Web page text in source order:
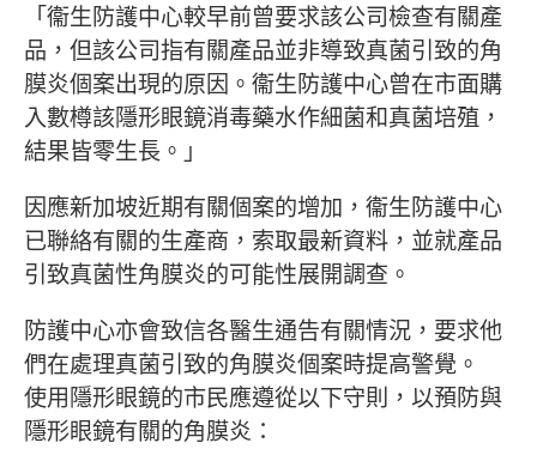
「衞生防護中心較早前曾要求該公司檢查有關產
品，但該公司指有關產品並非導致真菌引致的角
膜炎個案出現的原因。衞生防護中心曾在市面購
入數樽該隱形眼鏡消毒藥水作細菌和真菌培殖，
結果皆零生長。」
因應新加坡近期有關個案的增加，衞生防護中心
已聯絡有關的生產商，索取最新資料，並就產品
引致真菌性角膜炎的可能性展開調查。
防護中心亦會致信各醫生通告有關情況，要求他
們在處理真菌引致的角膜炎個案時提高警覺。
使用隱形眼鏡的市民應遵從以下守則，以預防與
隱形眼鏡有關的角膜炎：